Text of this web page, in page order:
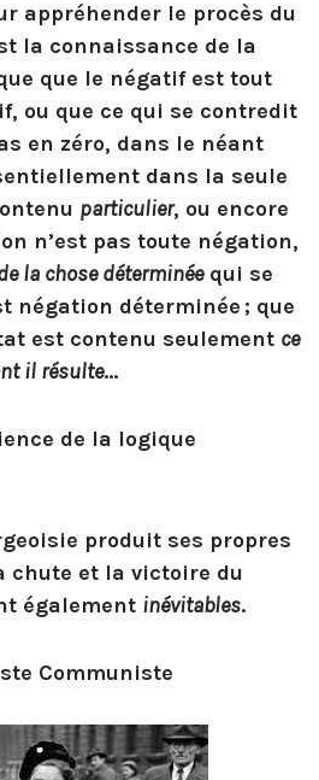
appréhender le procès du
la connaissance de la
que le négatif est tout
ou que ce qui se contredit
en zéro, dans le néant
dans la seule
particulier, ou encore
n’est pas toute négation,
la chose déterminéequi se
négation déterminée ; que
est contenu seulement ce
il résulte…
de la logique
produit ses propres
chute et la victoire du
également inévitables.
Communiste